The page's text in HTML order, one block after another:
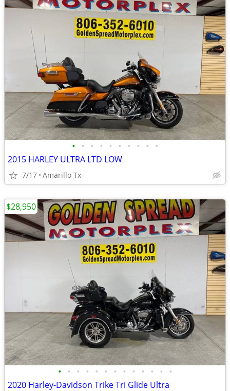
• • • • • • • • • •
2015 HARLEY ULTRA LTD LOW
7/17 Amarillo Tx
• • • • • • • • • • • • •
2020 Harley-Davidson Trike Tri Glide Ultra
$28,950